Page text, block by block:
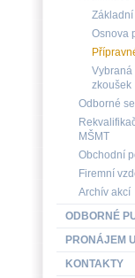
Osnova
Vybraná
zkoušek
Odborné
MŠMT
Obchodní
Firemní
Archív akcí
ODBORNÉ
PRONÁJEM
KONTAKTY